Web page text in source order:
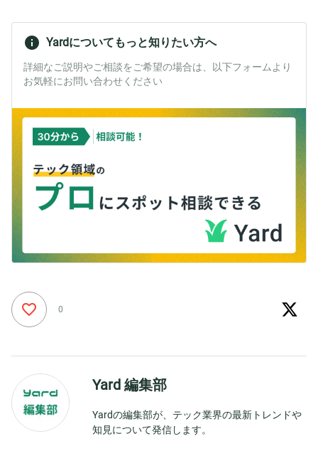
Yardについてもっと知りたい方へ
詳細なご説明やご相談をご希望の場合は、以下フォームより
お気軽にお問い合わせください
0
Yard 編集部
Yardの編集部が、テック業界の最新トレンドや
知見について発信します。